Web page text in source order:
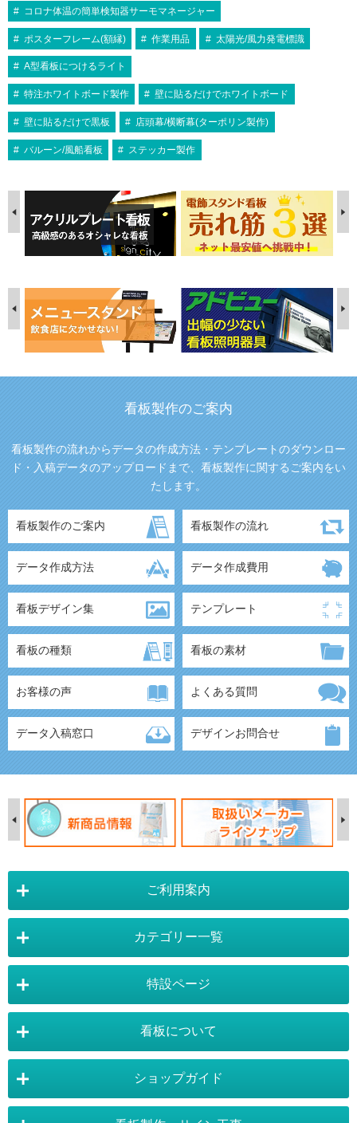
コロナ体温の簡単検知器サーモマネージャー
ポスターフレーム(額縁) 作業用品 太陽光/風力発電標識
A型看板につけるライト
特注ホワイトボード製作 壁に貼るだけでホワイトボード
壁に貼るだけで黒板 店頭幕/横断幕(ターポリン製作)
バルーン/風船看板 ステッカー製作
看板製作のご案内
看板製作の流れからデータの作成方法・テンプレートのダウンロー
ド・入稿データのアップロードまで、看板製作に関するご案内をい
たします。
看板製作のご案内 看板製作の流れ
データ作成方法 データ作成費用
看板デザイン集 テンプレート
看板の種類 看板の素材
お客様の声 よくある質問
データ入稿窓口 デザインお問合せ
ご利用案内
店舗詳細情報
運営会社 :株式会社トレード
〒454-0011 愛知県 名古屋市中川区山王4-5-10
TEL:052-265-7603 FAX:052-350-2662
お気軽にお問い合わせ下さい。
カテゴリー一覧
スタンド看板：オプション バナースタンド
自立看板 フロアサイン／路面表示
特設ページ
バナースタンド特設ページ 大型看板・突出看板特設ページ
看板について
ショップガイド